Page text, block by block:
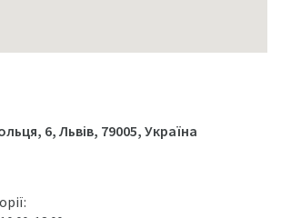
6, Львів, 79005, Україна